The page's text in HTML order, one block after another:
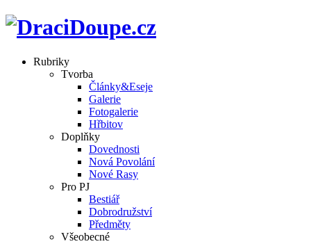
Rubriky
Tvorba
Články&Eseje
Galerie
Fotogalerie
Hřbitov
Doplňky
Dovednosti
Nová Povolání
Nové Rasy
Pro PJ
Bestiář
Dobrodružství
Předměty
Všeobecné